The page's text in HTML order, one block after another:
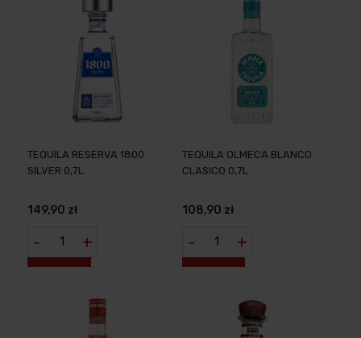
TEQUILA RESERVA 1800
SILVER 0,7L
149,90 zł
- +
TEQUILA OLMECA BLANCO
CLASICO 0,7L
108,90 zł
- +